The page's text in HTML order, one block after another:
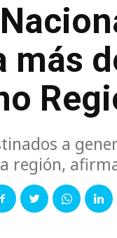
más
a
región,